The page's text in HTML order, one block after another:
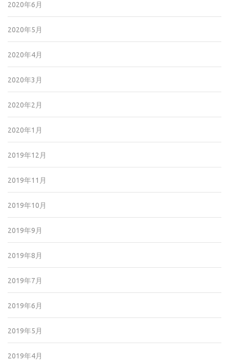
2020年6月
2020年5月
2020年4月
2020年3月
2020年2月
2020年1月
2019年12月
2019年11月
2019年10月
2019年9月
2019年8月
2019年7月
2019年6月
2019年5月
2019年4月